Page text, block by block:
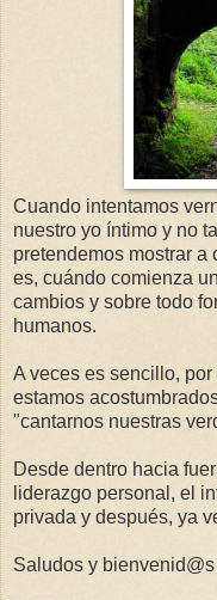
Cuando intentamos
nuestro yo íntimo y no
pretendemos mostrar a
es, cuándo comienza
cambios y sobre todo
humanos.
A veces es sencillo,
estamos
"cantarnos nuestras
Desde dentro hacia
liderazgo personal, el
privada y después, ya
Saludos y